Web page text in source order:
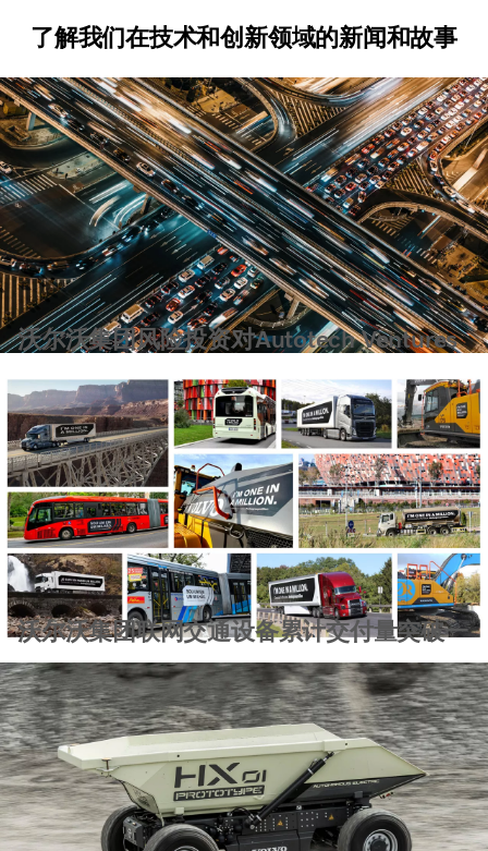
了解我们在技术和创新领域的新闻和故事
沃尔沃集团风险投资对Autotech Ventures
沃尔沃集团联网交通设备累计交付量突破一
百万台大关，持续助力客户提高资产可持续
性，完好率和安全性